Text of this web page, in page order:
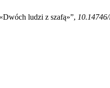
ludzi z szafą»”,